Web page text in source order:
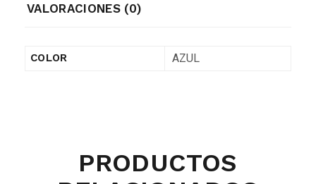
VALORACIONES (0)
COLOR AZUL
PRODUCTOS